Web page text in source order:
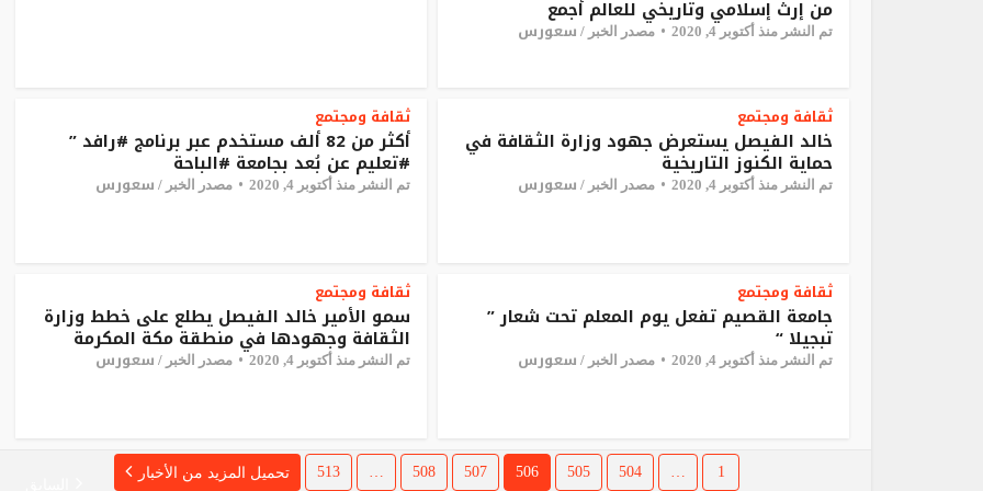
من إرث إسلامي وتاريخي للعالم أجمع
تم النشر منذ أكتوبر 4, 2020 مصدر الخبر / سعورس
ثقافة ومجتمع
خالد الفيصل يستعرض جهود وزارة الثقافة في
حماية الكنوز التاريخية
تم النشر منذ أكتوبر 4, 2020 مصدر الخبر / سعورس
ثقافة ومجتمع
أكثر من 82 ألف مستخدم عبر برنامج #رافد ”
#تعليم عن بُعد بجامعة #الباحة
تم النشر منذ أكتوبر 4, 2020 مصدر الخبر / سعورس
ثقافة ومجتمع
جامعة القصيم تفعل يوم المعلم تحت شعار ”
تبجيلا “
تم النشر منذ أكتوبر 4, 2020 مصدر الخبر / سعورس
ثقافة ومجتمع
سمو الأمير خالد الفيصل يطلع على خطط وزارة
الثقافة وجهودها في منطقة مكة المكرمة
تم النشر منذ أكتوبر 4, 2020 مصدر الخبر / سعورس
1
504
505
506
507
508
513 تحميل المزيد من الأخبار